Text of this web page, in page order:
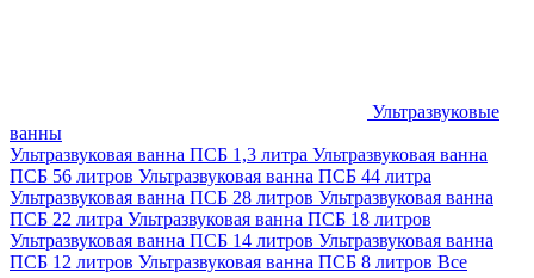
Ультразвуковые
ванны
Ультразвуковая ванна ПСБ 1,3 литра Ультразвуковая ванна
ПСБ 56 литров Ультразвуковая ванна ПСБ 44 литра
Ультразвуковая ванна ПСБ 28 литров Ультразвуковая ванна
ПСБ 22 литра Ультразвуковая ванна ПСБ 18 литров
Ультразвуковая ванна ПСБ 14 литров Ультразвуковая ванна
ПСБ 12 литров Ультразвуковая ванна ПСБ 8 литров Все